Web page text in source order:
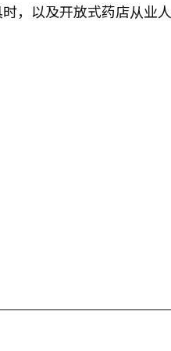
，以及开放式药店从业